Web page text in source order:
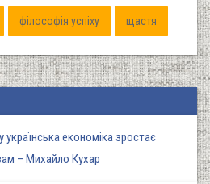
філософія успіху щастя
економіка зростає
– Михайло Кухар